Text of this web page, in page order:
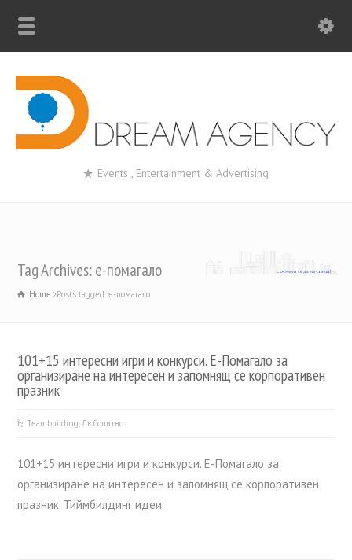
Events , Entertainment & Advertising
Tag Archives: е-помагало
Home Posts tagged: е-помагало
101+15 интересни игри и конкурси. Е-Помагало за
организиране на интересен и запомнящ се корпоративен
празник
Teambuilding Любопитно
101+15 интересни игри и конкурси. Е-Помагало за
организиране на интересен и запомнящ се корпоративен
празник. Тиймбилдинг идеи.